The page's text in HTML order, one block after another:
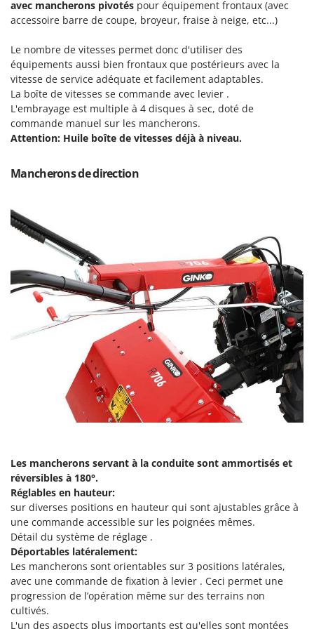
Resto Italia
Ribimex
Ripartrak
Ritter
River Systems
Robomow
Rossofuoco
Royal Food
S
S.T.P.
Santos
Sbaraglia
Schnitzer
Seven Italy
Simatech
Sirman
Smeg
Snapper
Solidur
Spice Electronics
Spiralmac
Spring Protezione
Spyro
Stanley
avec mancherons pivotés pour équipement frontaux (avec
accessoire barre de coupe, broyeur, fraise à neige, etc...)
Le nombre de vitesses permet donc d'utiliser des
équipements aussi bien frontaux que postérieurs avec la
vitesse de service adéquate et facilement adaptables.
La boîte de vitesses se commande avec levier .
L'embrayage est multiple à 4 disques à sec, doté de
commande manuel sur les mancherons.
Attention: Huile boîte de vitesses déjà à niveau.
Mancherons de direction
Les mancherons servant à la conduite sont ammortisés et
réversibles à 180°.
Réglables en hauteur:
sur diverses positions en hauteur qui sont ajustables grâce à
une commande accessible sur les poignées mêmes.
Détail du système de réglage .
Déportables latéralement:
Les mancherons sont orientables sur 3 positions latérales,
avec une commande de fixation à levier . Ceci permet une
progression de l’opération même sur des terrains non
cultivés.
L'un des aspects plus importants est qu'elles sont montées